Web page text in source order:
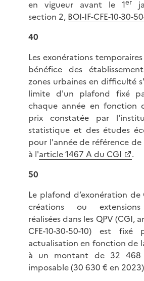
en vigueur avant le 1
section 2, BOI-IF-CFE-10-30-
40
Les exonérations
bénéfice des
zones urbaines en difficulté
limite d'un plafond fixé
chaque année en fonction
prix constatée par
statistique et des études
pour l'année de référence
à l'article 1467 A du CGI
.
50
Le plafond d’exonération de
créations ou extensions
réalisées dans les QPV(CGI,
CFE-10-30-50-10) est
actualisation en fonction de
à un montant de 32
imposable (30 630 € en